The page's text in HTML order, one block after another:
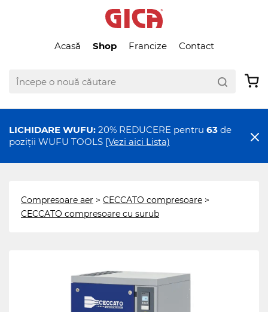
Acasă Shop Francize Contact
LICHIDARE WUFU: 20% REDUCERE pentru 63 de
poziții WUFU TOOLS [Vezi aici Lista)
Compresoare aer > CECCATO compresoare >
CECCATO compresoare cu surub